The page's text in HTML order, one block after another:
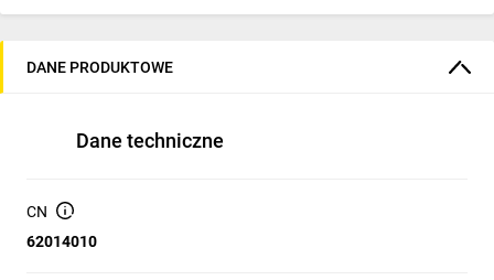
DANE PRODUKTOWE
Dane techniczne
CN
62014010